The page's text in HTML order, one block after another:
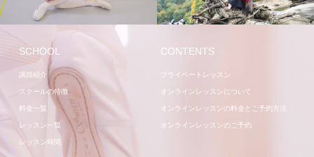
レッスン 講師
SCHOOL
講師紹介
スクールの特徴
料金一覧
レッスン一覧
レッスン時間
CONTENTS
プライベートレッスン
オンラインレッスンについて
オンラインレッスンの料金とご予約方法
オンラインレッスンのご予約